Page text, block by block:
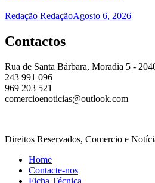
Redação RedaçãoAgosto 6, 2026
Contactos
Rua de Santa Bárbara, Moradia 5 -
243 991 096
969 203 521
comercioenoticias@outlook.com
Direitos Reservados, Comercio e
Home
Contacte-nos
Ficha Técnica